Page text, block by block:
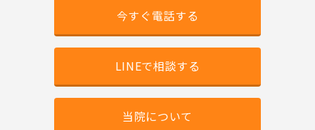
今すぐ電話する
LINEで相談する
当院について